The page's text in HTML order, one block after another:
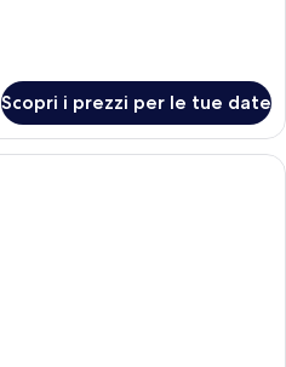
Scopri i prezzi per le tue date